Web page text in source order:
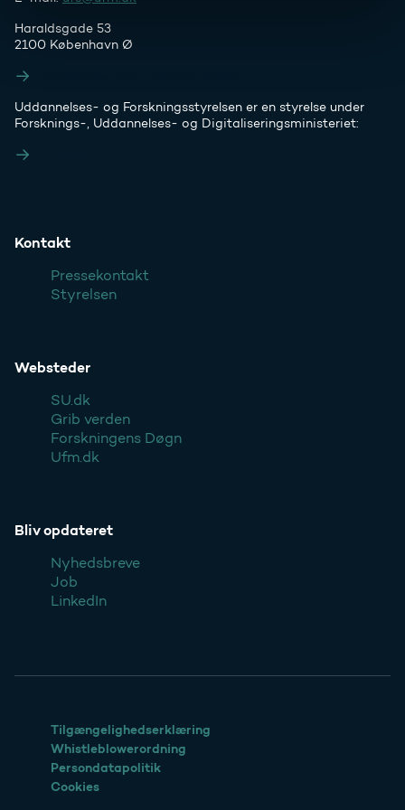
Haraldsgade 53
2100 København Ø
Uddannelses- og Forskningsstyrelsen er en styrelse under
Forsknings-, Uddannelses- og Digitaliseringsministeriet:
Kontakt
Pressekontakt
Styrelsen
Websteder
SU.dk
Grib verden
Forskningens Døgn
Ufm.dk
Bliv opdateret
Nyhedsbreve
Job
LinkedIn
Tilgængelighedserklæring
Whistleblowerordning
Persondatapolitik
Cookies